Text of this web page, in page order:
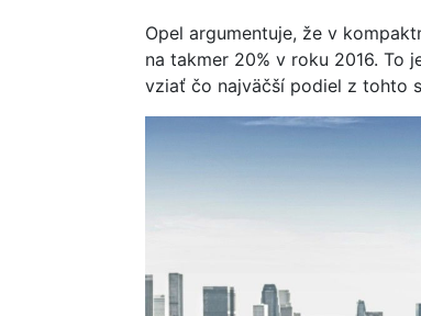
Opel argumentuje, že v
na takmer 20% v roku 2016. To
vziať čo najväčší podiel z tohto